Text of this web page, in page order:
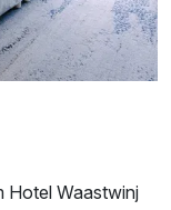
p.P. ab 424,00 €
Hotel Waastwinj